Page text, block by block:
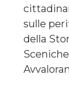
sulle
della